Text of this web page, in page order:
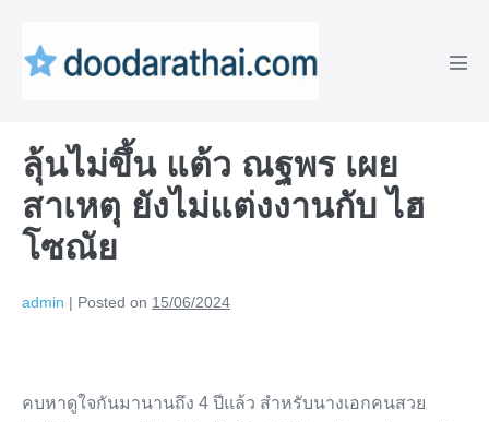
content
ลุ้นไม่ขึ้น แต้ว ณฐพร เผย
สาเหตุ ยังไม่แต่งงานกับ ไฮ
โซณัย
admin | Posted on 15/06/2024
คบหาดูใจกันมานานถึง 4 ปีแล้ว สำหรับนางเอกคนสวย